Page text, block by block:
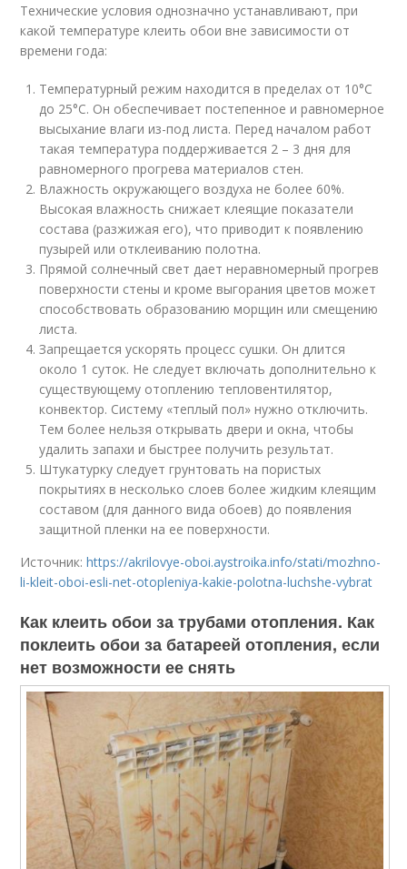
Технические условия однозначно устанавливают, при
какой температуре клеить обои вне зависимости от
времени года:
Температурный режим находится в пределах от 10°С
до 25°С. Он обеспечивает постепенное и равномерное
высыхание влаги из-под листа. Перед началом работ
такая температура поддерживается 2 – 3 дня для
равномерного прогрева материалов стен.
Влажность окружающего воздуха не более 60%.
Высокая влажность снижает клеящие показатели
состава (разжижая его), что приводит к появлению
пузырей или отклеиванию полотна.
Прямой солнечный свет дает неравномерный прогрев
поверхности стены и кроме выгорания цветов может
способствовать образованию морщин или смещению
листа.
Запрещается ускорять процесс сушки. Он длится
около 1 суток. Не следует включать дополнительно к
существующему отоплению тепловентилятор,
конвектор. Систему «теплый пол» нужно отключить.
Тем более нельзя открывать двери и окна, чтобы
удалить запахи и быстрее получить результат.
Штукатурку следует грунтовать на пористых
покрытиях в несколько слоев более жидким клеящим
составом (для данного вида обоев) до появления
защитной пленки на ее поверхности.
Источник:https://akrilovye-oboi.aystroika.info/stati/mozhno-
li-kleit-oboi-esli-net-otopleniya-kakie-polotna-luchshe-vybrat
Как клеить обои за трубами отопления. Как
поклеить обои за батареей отопления, если
нет возможности ее снять